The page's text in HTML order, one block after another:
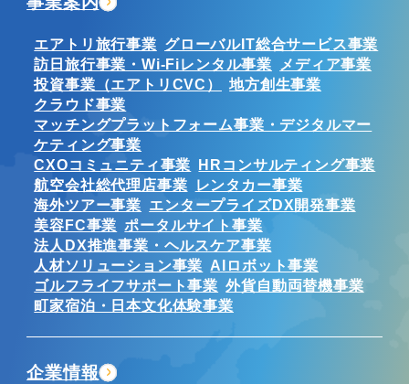
エアトリ旅行事業 グローバルIT総合サービス事業
訪日旅行事業・Wi-Fiレンタル事業
メディア事業
投資事業（エアトリCVC）
地方創生事業
クラウド事業
マッチングプラットフォーム事業・デジタルマー
ケティング事業
CXOコミュニティ事業 HRコンサルティング事業
航空会社総代理店事業
レンタカー事業
海外ツアー事業
エンタープライズDX開発事業
美容FC事業 ポータルサイト事業
法人DX推進事業・ヘルスケア事業
人材ソリューション事業 AIロボット事業
ゴルフライフサポート事業 外貨自動両替機事業
町家宿泊・日本文化体験事業
企業情報